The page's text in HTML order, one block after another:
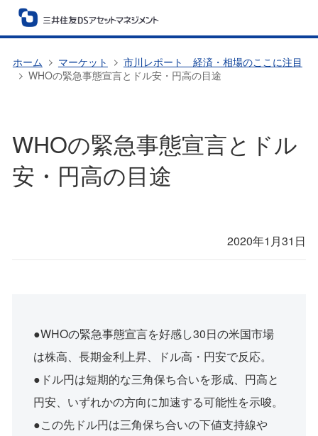
ホーム マーケット
市川レポート 経済・相場のここに注目
WHOの緊急事態宣言とドル安・円高の目途
WHOの緊急事態宣言とドル
安・円高の目途
2020年1月31日
●WHOの緊急事態宣言を好感し30日の米国市場
は株高、長期金利上昇、ドル高・円安で反応。
●ドル円は短期的な三角保ち合いを形成、円高と
円安、いずれかの方向に加速する可能性を示唆。
●この先ドル円は三角保ち合いの下値支持線や